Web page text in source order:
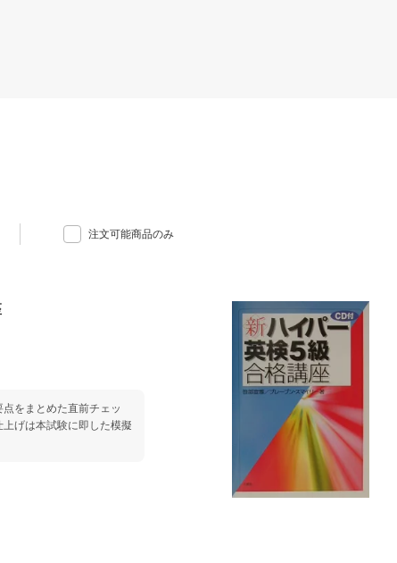
注文可能商品のみ
をまとめた直前チェッ
げは本試験に即した模擬